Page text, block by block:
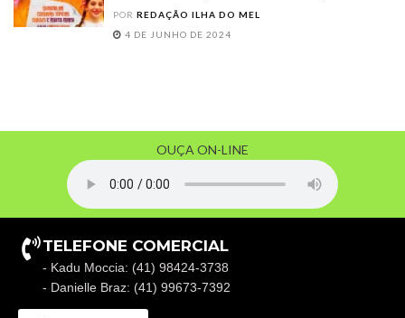
POR REDAÇÃO ILHA DO MEL
4 DE JUNHO DE 2024
OUÇA ON-LINE
TELEFONE COMERCIAL
- Kadu Moccia: (41) 98424-3738
- Danielle Braz: (41) 99673-7392